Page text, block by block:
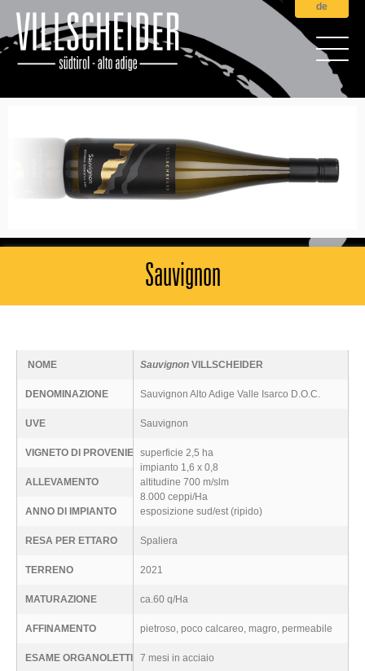
de
Sauvignon
Sauvignon VILLSCHEIDER
Sauvignon Alto Adige Valle Isarco D.O.C.
Sauvignon
superficie 2,5 ha
impianto 1,6 x 0,8
altitudine 700 m/slm
8.000 ceppi/Ha
esposizione sud/est (ripido)
Spaliera
2021
ca.60 q/Ha
pietroso, poco calcareo, magro, permeabile
7 mesi in acciaio
NOME
DENOMINAZIONE
UVE
VIGNETO DI PROVENIENZA
ALLEVAMENTO
ANNO DI IMPIANTO
RESA PER ETTARO
TERRENO
MATURAZIONE
AFFINAMENTO
ESAME ORGANOLETTICO